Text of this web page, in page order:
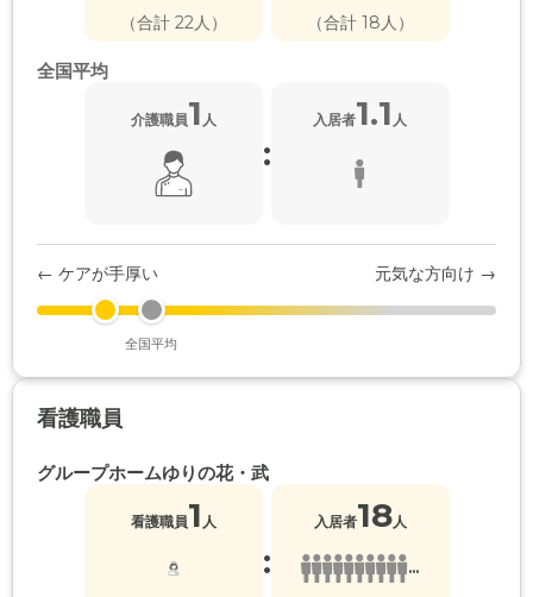
（合計 22人） （合計 18人）
全国平均
介護職員1 人
:
入居者1.1 人
← ケアが手厚い 元気な方向け →
全国平均
看護職員
グループホームゆりの花・武
看護職員1 人
:
入居者18人
...